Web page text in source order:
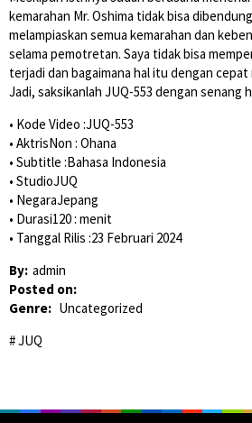
kemarahan Mr. Oshima tidak bisa
melampiaskan semua kemarahan dan
selama pemotretan. Saya tidak bisa
terjadi dan bagaimana hal itu dengan
Jadi, saksikanlah JUQ-553 dengan senang
• Kode Video :JUQ-553
• AktrisNon : Ohana
• Subtitle :Bahasa Indonesia
• StudioJUQ
• NegaraJepang
• Durasi120 : menit
• Tanggal Rilis :23 Februari 2024
By: admin
Posted on:
Genre: Uncategorized
JUQ